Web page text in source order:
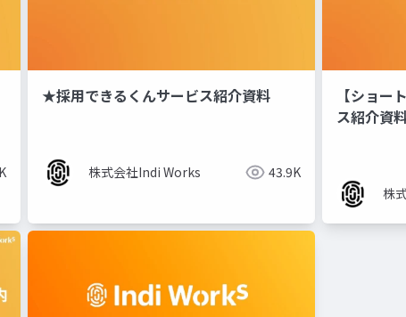
★採用できるくんサービス紹介資料
株式会社Indi Works 43.9K
【ショー
ス紹介資
株